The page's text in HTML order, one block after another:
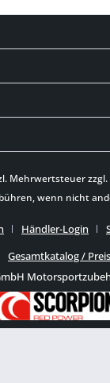
Mehrwertsteuer zzgl.
wenn nicht
Händler-Login
Gesamtkatalog /